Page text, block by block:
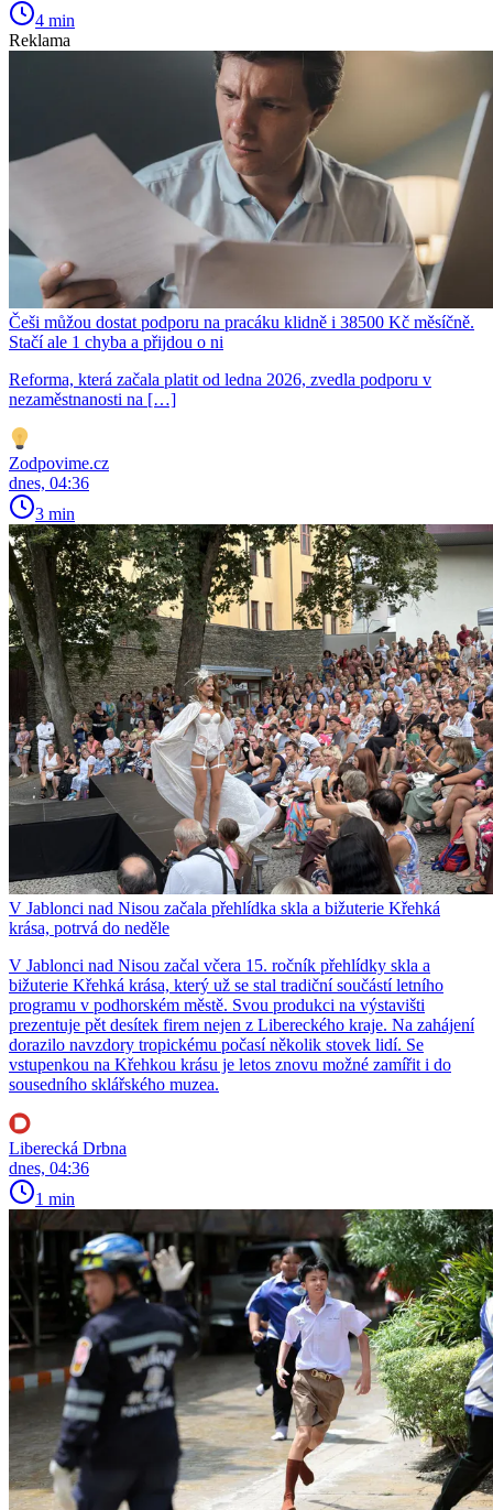
4 min
Reklama
Češi můžou dostat podporu na pracáku klidně i 38500 Kč měsíčně.
Stačí ale 1 chyba a přijdou o ni
Reforma, která začala platit od ledna 2026, zvedla podporu v
nezaměstnanosti na […]
Zodpovime.cz
dnes, 04:36
3 min
V Jablonci nad Nisou začala přehlídka skla a bižuterie Křehká
krása, potrvá do neděle
V Jablonci nad Nisou začal včera 15. ročník přehlídky skla a
bižuterie Křehká krása, který už se stal tradiční součástí letního
programu v podhorském městě. Svou produkci na výstavišti
prezentuje pět desítek firem nejen z Libereckého kraje. Na zahájení
dorazilo navzdory tropickému počasí několik stovek lidí. Se
vstupenkou na Křehkou krásu je letos znovu možné zamířit i do
sousedního sklářského muzea.
Liberecká Drbna
dnes, 04:36
1 min